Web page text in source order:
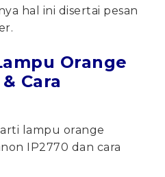
hal ini disertai pesan
Orange
Cara
lampu orange
IP2770 dan cara